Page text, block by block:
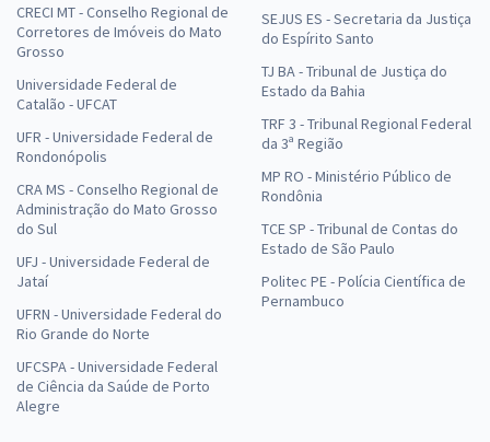
CRECI MT - Conselho Regional de
Corretores de Imóveis do Mato
Grosso
Universidade Federal de
Catalão - UFCAT
UFR - Universidade Federal de
Rondonópolis
CRA MS - Conselho Regional de
Administração do Mato Grosso
do Sul
UFJ - Universidade Federal de
Jataí
UFRN - Universidade Federal do
Rio Grande do Norte
UFCSPA - Universidade Federal
de Ciência da Saúde de Porto
Alegre
SEJUS ES - Secretaria da Justiça
do Espírito Santo
TJ BA - Tribunal de Justiça do
Estado da Bahia
TRF 3 - Tribunal Regional Federal
da 3ª Região
MP RO - Ministério Público de
Rondônia
TCE SP - Tribunal de Contas do
Estado de São Paulo
Politec PE - Polícia Científica de
Pernambuco